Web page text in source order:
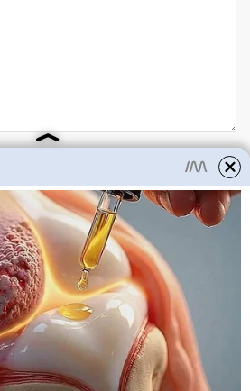
edici cümleler veya imalar, inançlara saldırı
ve büyük harflerle yazılmış yorumlar
İlk Sayfa © 2012